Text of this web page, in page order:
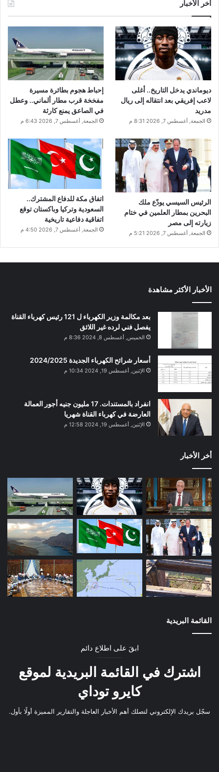
أخر الأخبار
ديوماندي يدخل التاريخ.. أغلى
لاعب إفريقي بعد انتقاله إلى ريال
مدريد
الجمعة, أغسطس 7, 2026 8:31 م
إحباط هجوم بطائرة مسيرة
مفخخة قرب مطار ألماني.. وعطل
في الصاعق يمنع كارثة
الجمعة, أغسطس 7, 2026 6:43 م
الرئيس السيسي يودّع ملك
البحرين بمطار العلمين في ختام
زيارته إلى مصر
الجمعة, أغسطس 7, 2026 5:21 م
اتفاق مكة للدفاع المشترك..
السعودية وتركيا وباكستان توقع
اتفاقية دفاعية تاريخية
الجمعة, أغسطس 7, 2026 4:50 م
الأخبار الأكثر مشاهدة
بعد مكالمة وزير الكهرباء ل 121 رئيس كهرباء القناة
يفصل فني لرده غير اللائق
الخميس, أغسطس 8, 2024 8:36 م
أسعار شرائح الكهرباء الجديدة 2024/2025
الإثنين, أغسطس 19, 2024 10:34 م
انفراد بالمستندات. 17 مليون جنيه أجور العمالة
العارضة في كهرباء القناة شهريا
الإثنين, أغسطس 19, 2024 12:58 م
أخر الأخبار
القائمة البريدية
ابقَ على اطلاع دائم
اشترك في القائمة البريدية لموقع
كايرو توداي
سجّل بريدك الإلكتروني لتصلك أهم الأخبار العاجلة والتقارير المميزة أولًا بأول.